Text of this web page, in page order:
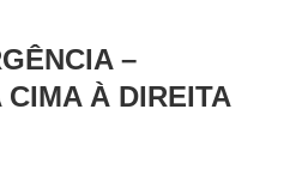
–
À DIREITA